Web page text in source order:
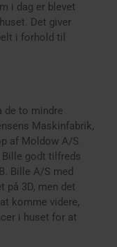
i dag er blevet
Det giver
i forhold til
de to mindre
Maskinfabrik,
af Moldow A/S
godt tilfreds
Bille A/S med
på 3D, men det
komme videre,
i huset for at